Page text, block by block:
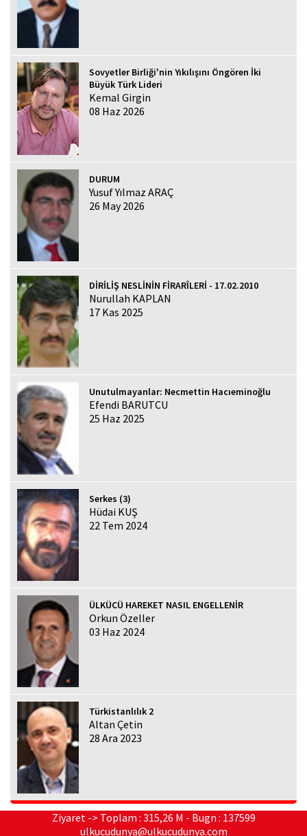
Sovyetler Birliği'nin Yıkılışını Öngören İki
Büyük Türk Lideri
Kemal Girgin
08 Haz 2026
DURUM
Yusuf Yılmaz ARAÇ
26 May 2026
DİRİLİŞ NESLİNİN FİRARÎLERİ - 17.02.2010
Nurullah KAPLAN
17 Kas 2025
Unutulmayanlar: Necmettin Hacıeminoğlu
Efendi BARUTCU
25 Haz 2025
Serkes (3)
Hüdai KUŞ
22 Tem 2024
ÜLKÜCÜ HAREKET NASIL ENGELLENİR
Orkun Özeller
03 Haz 2024
Türkistanlılık 2
Altan Çetin
28 Ara 2023
Ziyaret -> Toplam : 315,26 M - Bugn : 137599
ulkucudunya@ulkucudunya.com